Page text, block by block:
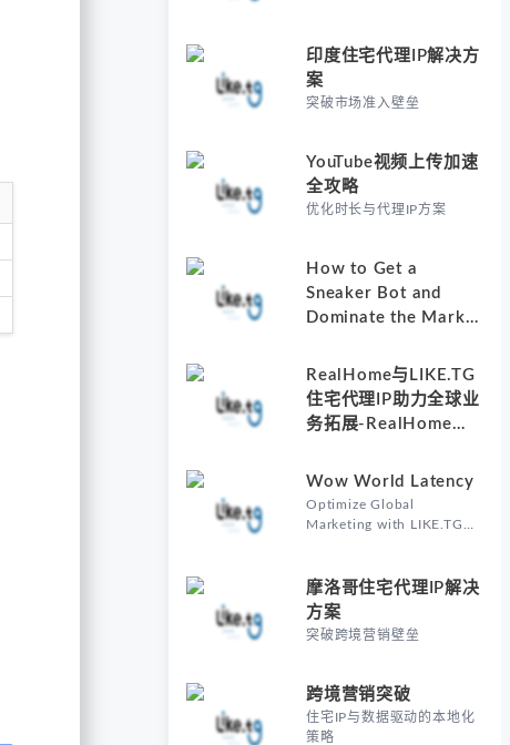
印度住宅代理IP解决方
案
突破市场准入壁垒
YouTube视频上传加速
全攻略
优化时长与代理IP方案
How to Get a
Sneaker Bot and
Dominate the Market
Proxies-Why
Understanding How
to Get a Sneaker Bot
RealHome与LIKE.TG
住宅代理IP助力全球业
务拓展-RealHome
Solutions Inc的核心价
值
Wow World Latency
Optimize Global
Marketing with LIKE.TG
Marketing
摩洛哥住宅代理IP解决
方案
突破跨境营销壁垒
跨境营销突破
住宅IP与数据驱动的本地化
策略